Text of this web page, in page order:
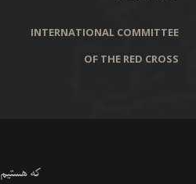
INTERNATIONAL COMMITTEE
OF THE RED CROSS
که هستیم